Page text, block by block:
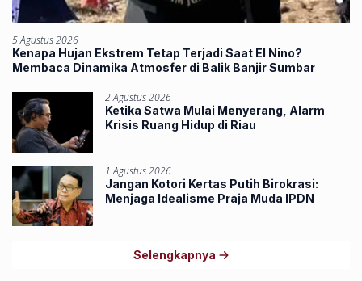
5 Agustus 2026
Kenapa Hujan Ekstrem Tetap Terjadi Saat El Nino?
Membaca Dinamika Atmosfer di Balik Banjir Sumbar
2 Agustus 2026
Ketika Satwa Mulai Menyerang, Alarm
Krisis Ruang Hidup di Riau
1 Agustus 2026
Jangan Kotori Kertas Putih Birokrasi:
Menjaga Idealisme Praja Muda IPDN
Selengkapnya